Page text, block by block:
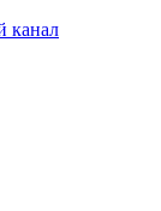
канал